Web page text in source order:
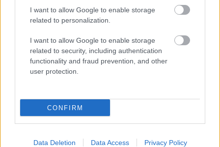
I want to allow Google to enable storage
related to personalization.
I want to allow Google to enable storage
related to security, including authentication
functionality and fraud prevention, and other
user protection.
CONFIRM
Data Deletion Data Access Privacy Policy
Paks II.: Mit jelent az 5. blokk új
mérföldköve a felülvizsgálat
árnyékában?
Fontos a postaládákba költöző
széncinegék védelme
Látlelet a hazai víziközművekről?
Egyetlen, fél évszázados vezetéken